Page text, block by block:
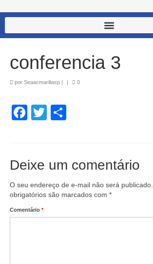
conferencia 3
por Seaacmariliasp 0
Facebook
Twitter
Deixe um comentário
O seu endereço de e-mail não será publicado.
obrigatórios são marcados com *
Comentário *